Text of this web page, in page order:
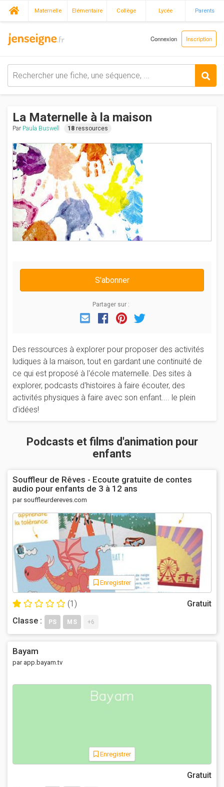
Maternelle Elémentaire Collège Lycée Parents
Connexion Inscription
La Maternelle à la maison
Par Paula Buswell 18 ressources
S'abonner
Partager sur :
EmailFacebook
Pinterest
Des ressources à explorer pour proposer des activités
ludiques à la maison, tout en gardant une continuité de
ce qui est proposé à l'école maternelle. Des sites à
explorer, podcasts d'histoires à faire écouter, des
activités physiques à faire avec son enfant.... le plein
d'idées!
Podcasts et films d'animation pour
enfants
Souffleur de Rêves - Ecoute gratuite de contes
audio pour enfants de 3 à 12 ans
par souffleurdereves.com
Enregistrer
(1)
Gratuit
Classe :
PS MS +6
Bayam
par app.bayam.tv
Enregistrer
Gratuit